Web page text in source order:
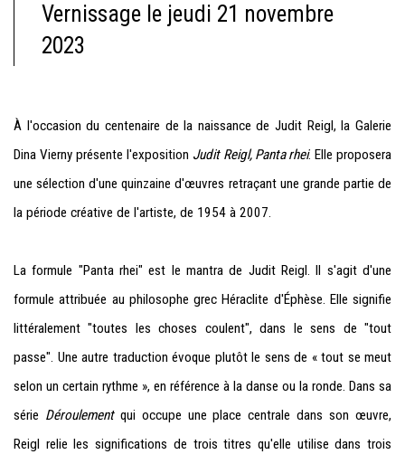
Vernissage le jeudi 21 novembre
2023
À l'occasion du centenaire de la naissance de Judit Reigl, la Galerie
Dina Vierny présente l'exposition Judit Reigl, Panta rhei. Elle proposera
une sélection d'une quinzaine d'œuvres retraçant une grande partie de
la période créative de l'artiste, de 1954 à 2007.
La formule "Panta rhei" est le mantra de Judit Reigl. Il s'agit d'une
formule attribuée au philosophe grec Héraclite d'Éphèse. Elle signifie
littéralement "toutes les choses coulent", dans le sens de "tout
passe". Une autre traduction évoque plutôt le sens de « tout se meut
selon un certain rythme », en référence à la danse ou la ronde. Dans sa
série Déroulementqui occupe une place centrale dans son œuvre,
Reigl relie les significations de trois titres qu'elle utilise dans trois